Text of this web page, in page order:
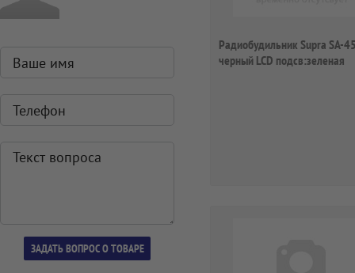
Радиобудильник Supra SA-
черный LCD подсв:зеленая